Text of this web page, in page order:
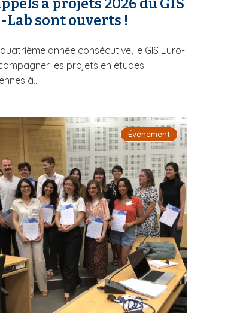
à projets 2026 du GIS
Lab sont ouverts !
année consécutive, le GIS Euro-
les projets en études
à...
Évènement